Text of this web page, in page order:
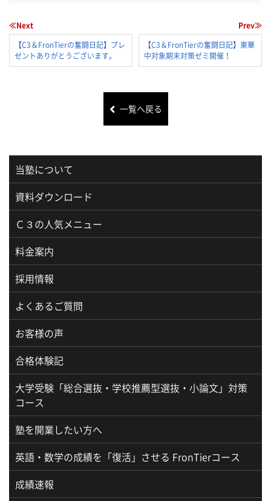
≪Next
【C3＆FronTierの奮闘日記】プレ
ゼントありがとうございます。
Prev≫
【C3＆FronTierの奮闘日記】東華
中対象期末対策ゼミ開催！
一覧へ戻る
当塾について
資料ダウンロード
Ｃ３の人気メニュー
料金案内
採用情報
よくあるご質問
お客様の声
合格体験記
大学受験「総合選抜・学校推薦型選抜・小論文」対策
コース
塾を開業したい方へ
英語・数学の成績を「復活」させる FronTierコース
成績速報